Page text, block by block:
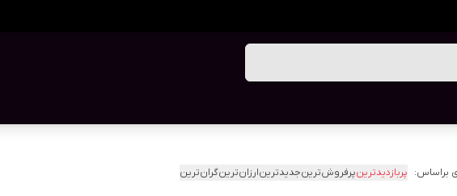
براساس: پربازدیدترینپرفروش‌ترینجدیدترینارزان‌ترینگران‌ترین